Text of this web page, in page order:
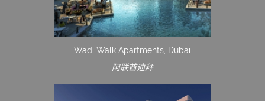
Wadi Walk Apartments, Dubai
阿联酋迪拜